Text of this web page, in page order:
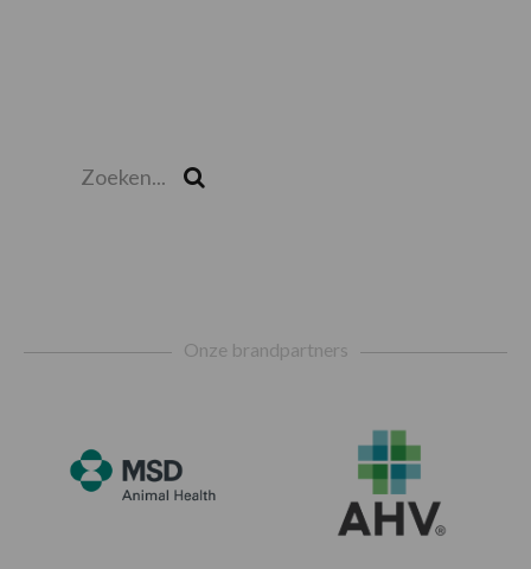
Onze brandpartners